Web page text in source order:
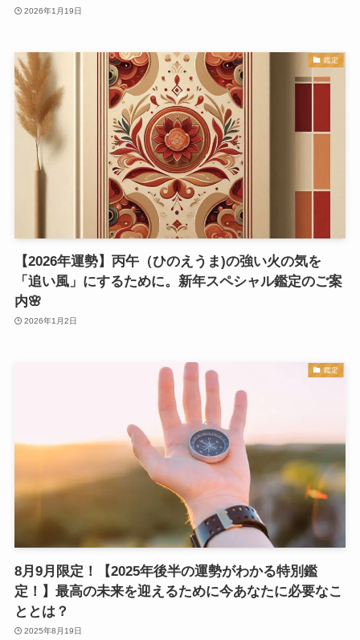
2026年1月19日
鑑定
【2026年運勢】丙午（ひのえうま)の強い火の気を
「追い風」にするために。新年スペシャル鑑定のご案
内🌸
2026年1月2日
鑑定
8月9月限定！【2025年後半の運勢がわかる特別鑑
定！】最高の未来を迎えるために今あなたに必要なこ
ととは？
2025年8月19日